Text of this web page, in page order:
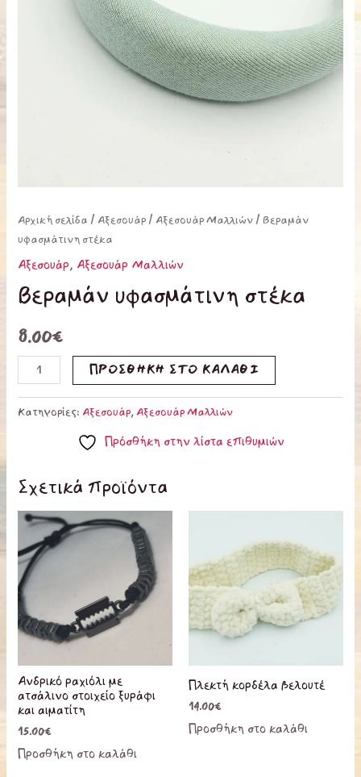
Αρχική σελίδα /Αξεσουάρ/Αξεσουάρ Μαλλιών/ Βεραμάν
υφασμάτινη στέκα
Αξεσουάρ, Αξεσουάρ Μαλλιών
Βεραμάν υφασμάτινη στέκα
8.00€
ΠΡΟΣΘΉΚΗ ΣΤΟ ΚΑΛΆΘΙ
Κατηγορίες: Αξεσουάρ,Αξεσουάρ Μαλλιών
Πρόσθήκη στην λίστα επιθυμιών
Σχετικά προϊόντα
Ανδρικό ραχιόλι με
ατσάλινο στοιχείο ξυράφι
και αιματίτη
15.00€
Προσθήκη στο καλάθι
Πλεκτή κορδέλα βελουτέ
14.00€
Προσθήκη στο καλάθι